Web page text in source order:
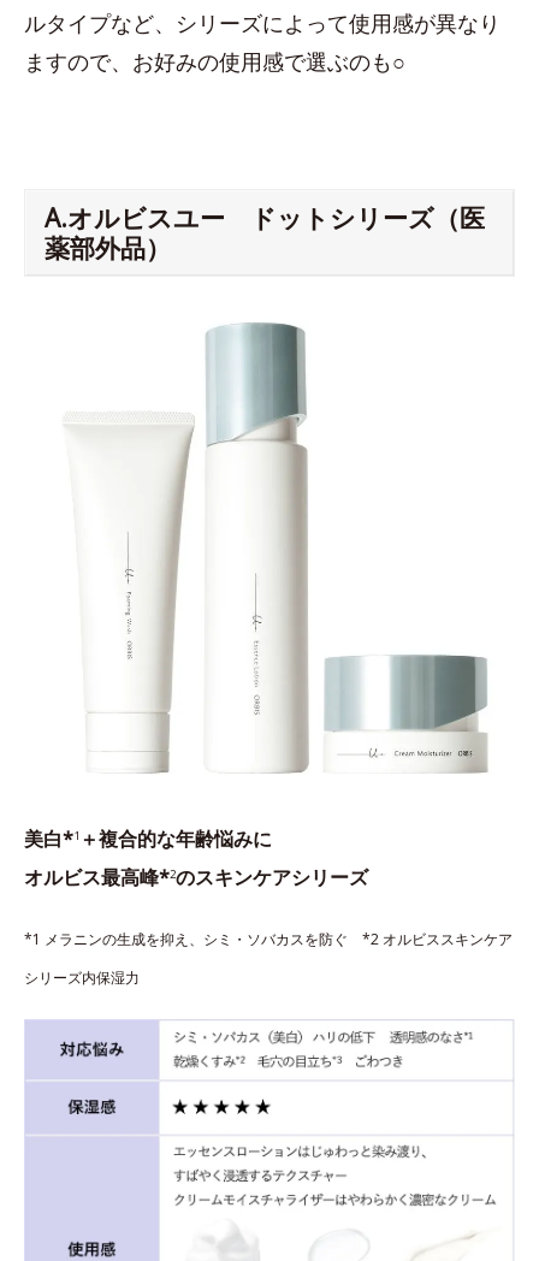
ルタイプなど、シリーズによって使用感が異なり
ますので、お好みの使用感で選ぶのも○
A.オルビスユー ドットシリーズ（医
薬部外品）
美白*1 ＋複合的な年齢悩みに
オルビス最高峰*2のスキンケアシリーズ
*1 メラニンの生成を抑え、シミ・ソバカスを防ぐ *2 オルビススキンケア
シリーズ内保湿力